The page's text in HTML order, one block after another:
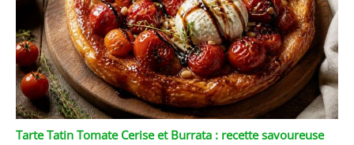
Tarte Tatin Tomate Cerise et Burrata : recette savoureuse